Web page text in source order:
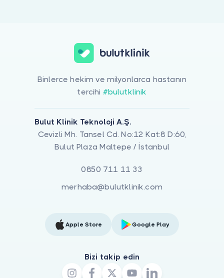
Binlerce hekim ve milyonlarca hastanın
tercihi #bulutklinik
Bulut Klinik Teknoloji A.Ş.
Cevizli Mh. Tansel Cd. No:12 Kat:8 D:60,
Bulut Plaza Maltepe / İstanbul
0850 711 11 33
merhaba@bulutklinik.com
Apple Store Google Play
Bizi takip edin